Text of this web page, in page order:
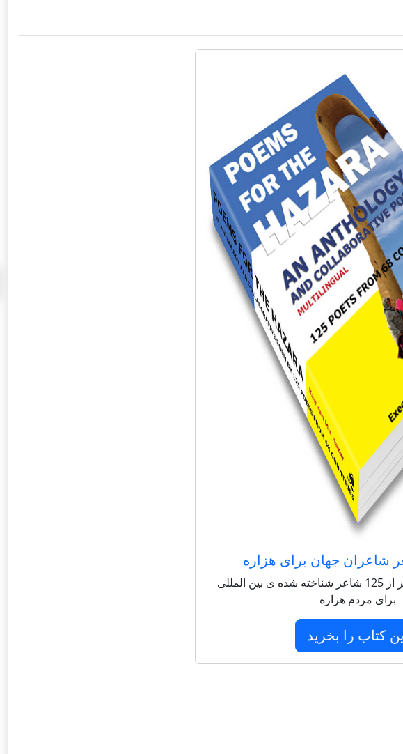
شاعران جهان برای هزاره
مجموعه شعر بی نظیر از 125 شاعر شناخته شده ی بین المللی
برای مردم هزاره
کتاب را بخرید